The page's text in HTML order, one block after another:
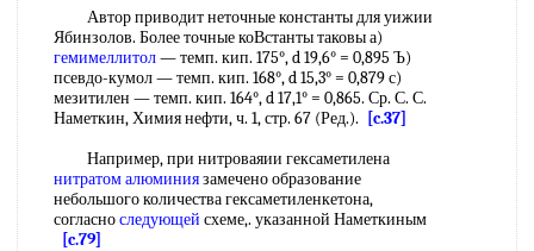
Автор приводит неточные константы для уижии
Ябинзолов. Более точные коВстанты таковы а)
гемимеллитол— темп. кип. 175°, d 19,6° = 0,895 Ъ)
псевдо-кумол — темп. кип. 168°, d 15,3° = 0,879 с)
мезитилен — темп. кип. 164°, d 17,1° = 0,865. Ср. С. С.
Наметкин, Химия нефти, ч. 1, стр. 67 (Ред.).
[c.37]
Например, при нитроваяии гексаметилена
нитратом алюминиязамечено образование
небольшого количества гексаметиленкетона,
согласноследующей схеме,. указанной Наметкиным
[c.79]